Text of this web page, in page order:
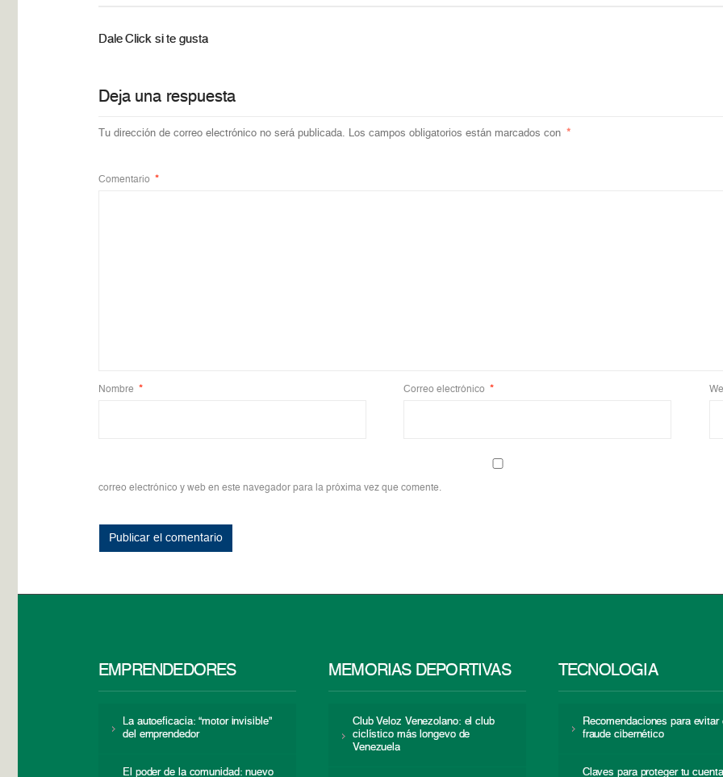
Dale Click si te gusta
Deja una respuesta
Tu dirección de correo electrónico no será publicada. Los campos obligatorios están marcados con *
Comentario *
Nombre * Correo electrónico *
correo electrónico y web en este navegador para la próxima vez que comente.
EMPRENDEDORES
La autoeficacia: “motor invisible”
del emprendedor
El poder de la comunidad: nuevo
MEMORIAS DEPORTIVAS
Club Veloz Venezolano: el club
ciclístico más longevo de
Venezuela
TECNOLOGÍA
Recomendaciones para evitar
fraude cibernético
Claves para proteger tu cuenta